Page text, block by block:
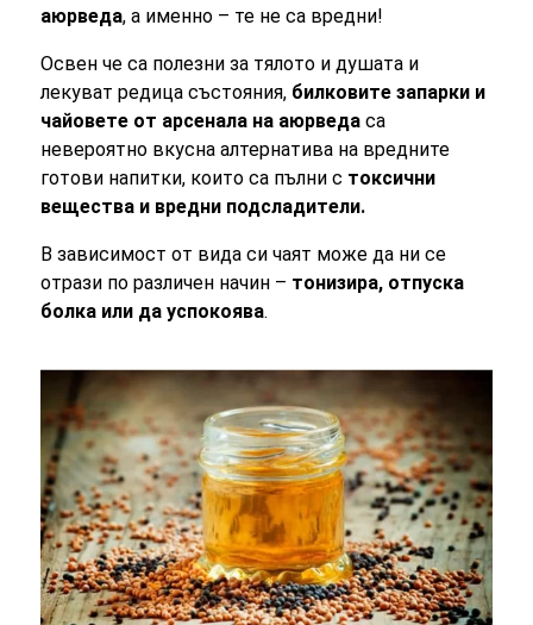
аюрведа, а именно – те не са вредни!
Освен че са полезни за тялото и душата и
лекуват редица състояния, билковите запарки и
чайовете от арсенала на аюрведаса
невероятно вкусна алтернатива на вредните
готови напитки, които са пълни с токсични
вещества и вредни подсладители.
В зависимост от вида си чаят може да ни се
отрази по различен начин – тонизира, отпуска
болка или да успокоява.